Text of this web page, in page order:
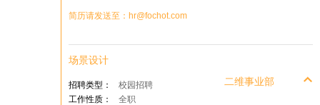
简历请发送至：hr@fochot.com
场景设计
二维事业部
招聘类型：
校园招聘
工作性质：
全职